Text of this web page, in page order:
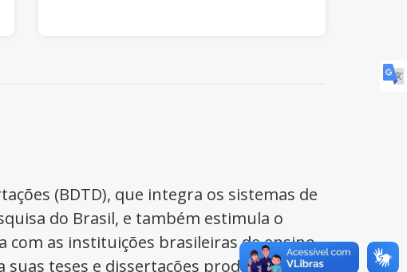
(BDTD), que integra os sistemas de
do Brasil, e também estimula o
com as instituições brasileiras de ensino
teses e dissertações produzidas no